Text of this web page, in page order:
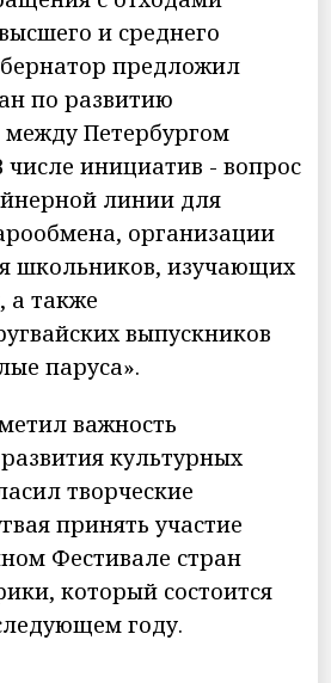
и среднего
предложил
по развитию
между Петербургом
инициатив - вопрос
линии для
организации
школьников, изучающих
а также
выпускников
паруса».
важность
культурных
творческие
принять участие
Фестивале стран
который состоится
году.